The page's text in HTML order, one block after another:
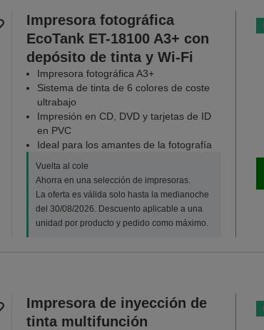
Impresora fotográfica
EcoTank ET-18100 A3+ con
depósito de tinta y Wi-Fi
Impresora fotográfica A3+
Sistema de tinta de 6 colores de coste
ultrabajo
Impresión en CD, DVD y tarjetas de ID
en PVC
Ideal para los amantes de la fotografía
Vuelta al cole
Ahorra en una selección de impresoras.
La oferta es válida solo hasta la medianoche
del 30/08/2026. Descuento aplicable a una
unidad por producto y pedido como máximo.
Impresora de inyección de
tinta multifunción